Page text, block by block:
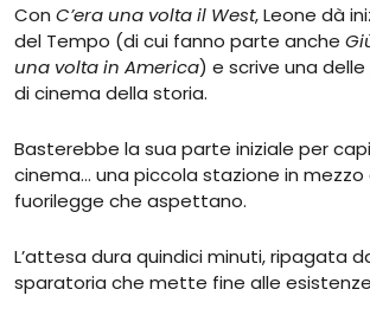
Con C’era una volta il West, Leone dà
del Tempo (di cui fanno parte anche
una volta in America) e scrive una
di cinema della storia.
Basterebbe la sua parte iniziale per
cinema… una piccola stazione in
fuorilegge che aspettano.
L’attesa dura quindici minuti, ripagata
sparatoria che mette fine alle